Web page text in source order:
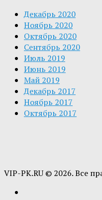
Декабрь 2020
Ноябрь 2020
Октябрь 2020
Сентябрь 2020
Июль 2019
Июнь 2019
Май 2019
Декабрь 2017
Ноябрь 2017
Октябрь 2017
VIP-PK.RU © 2026. Все